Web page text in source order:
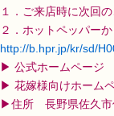
１．ご来店時に次回
２．ホットペッパー
http://b.hpr.jp/kr/sd/
▶ 公式ホームページ
▶ 花嫁様向けホーム
▶住所 長野県佐久市